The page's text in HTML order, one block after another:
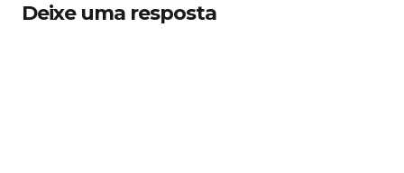
Deixe uma resposta